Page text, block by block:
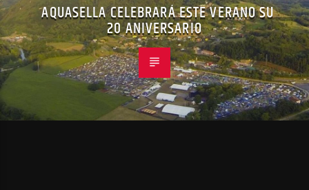
AQUASELLA CELEBRARÁ ESTE VERANO SU
20 ANIVERSARIO